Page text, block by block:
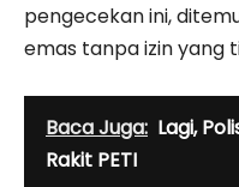
pengecekan ini,
emas tanpa izin yang
Baca Juga: Lagi,
Rakit PETI